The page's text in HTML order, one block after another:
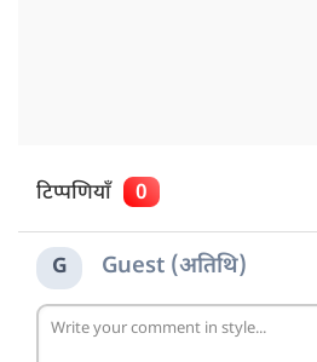
टिप्पणियाँ 0
G Guest (अतिथि)